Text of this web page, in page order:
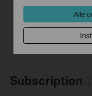
Subscription
Alle